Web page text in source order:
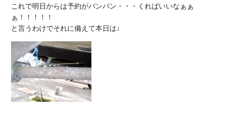
これで明日からは予約がバンバン・・・くればいいなぁぁ
ぁ！！！！！